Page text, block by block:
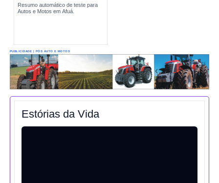
Resumo automático de teste para
Autos e Motos em Afuá.
PUBLICIDADE | PÓS AUTO E MOTOS
Estórias da Vida